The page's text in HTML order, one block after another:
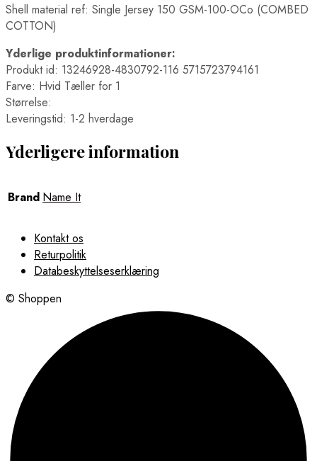
Shell material ref: Single Jersey 150 GSM-100-OCo (COMBED
COTTON)
Yderlige produktinformationer:
Produkt id: 13246928-4830792-116 5715723794161
Farve: Hvid Tæller for 1
Størrelse:
Leveringstid: 1-2 hverdage
Yderligere information
Brand Name It
Kontakt os
Returpolitik
Databeskyttelseserklæring
© Shoppen